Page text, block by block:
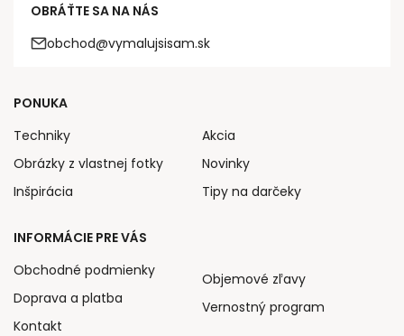
OBRÁŤTE SA NA NÁS
obchod@vymalujsisam.sk
PONUKA
Techniky
Obrázky z vlastnej fotky
Inšpirácia
Akcia
Novinky
Tipy na darčeky
INFORMÁCIE PRE VÁS
Obchodné podmienky
Doprava a platba
Kontakt
Objemové zľavy
Vernostný program